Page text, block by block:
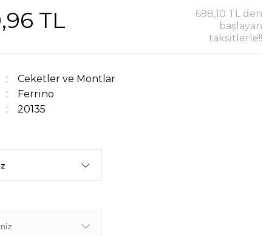
TL
698,10 TL den
başlayan
taksitlerle!!
Ceketler ve Montlar
Ferrino
20135